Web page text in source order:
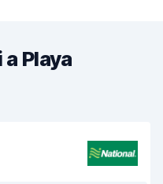
Playa